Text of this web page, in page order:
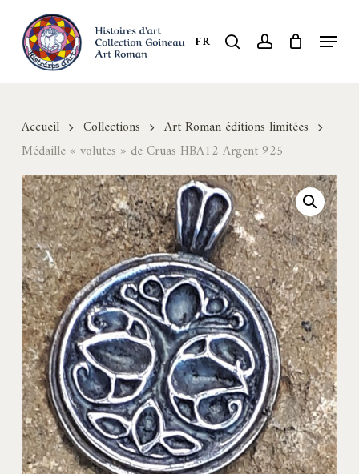
main
content
FR search account Menu
Accueil Collections
Art Roman éditions limitées
Médaille « volutes » de Cruas HBA12 Argent 925
Close